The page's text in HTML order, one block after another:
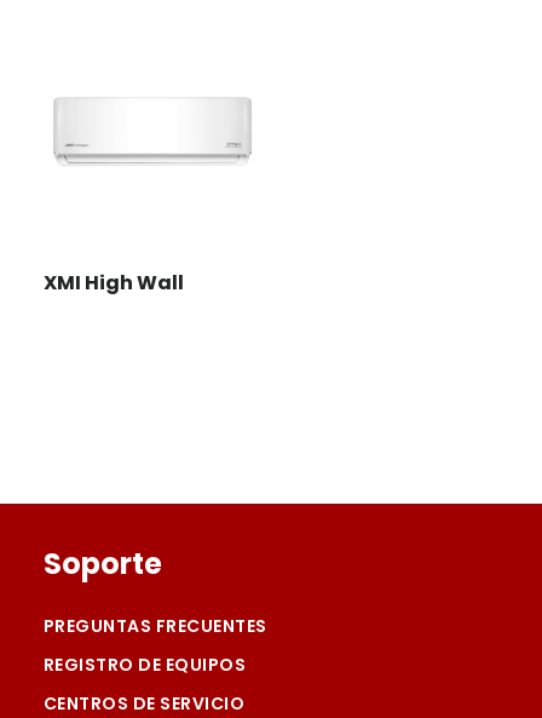
XMI High Wall
Soporte
PREGUNTAS FRECUENTES
REGISTRO DE EQUIPOS
CENTROS DE SERVICIO